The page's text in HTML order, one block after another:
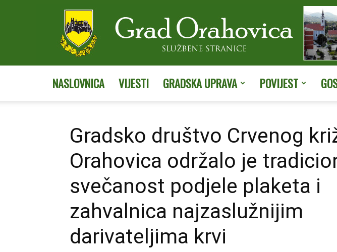
NASLOVNICA VIJESTI GRADSKA UPRAVA POVIJEST
Gradsko društvo Crvenog
Orahovica održalo je
svečanost podjele plaketa i
zahvalnica najzaslužnijim
darivateljima krvi